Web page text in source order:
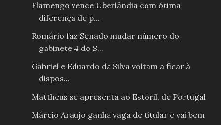
Flamengo vence Uberlândia com ótima
diferença de p...
Romário faz Senado mudar número do
gabinete 4 do S...
Gabriel e Eduardo da Silva voltam a ficar à
dispos...
Mattheus se apresenta ao Estoril, de Portugal
Márcio Araujo ganha vaga de titular e vai bem